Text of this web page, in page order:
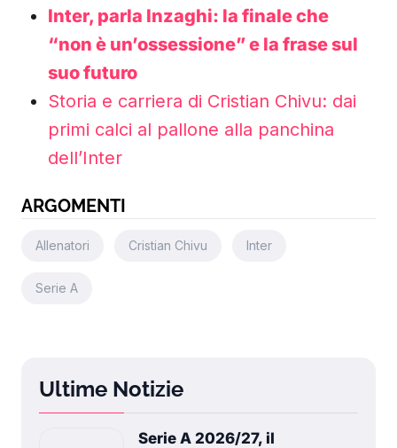
Inter, parla Inzaghi: la finale che
“non è un’ossessione” e la frase sul
suo futuro
Storia e carriera di Cristian Chivu: dai
primi calci al pallone alla panchina
dell’Inter
ARGOMENTI
Allenatori Cristian Chivu Inter
Serie A
Ultime Notizie
Serie A 2026/27, il